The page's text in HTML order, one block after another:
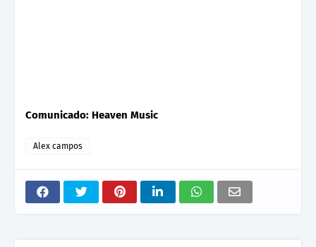
Comunicado: Heaven Music
Alex campos